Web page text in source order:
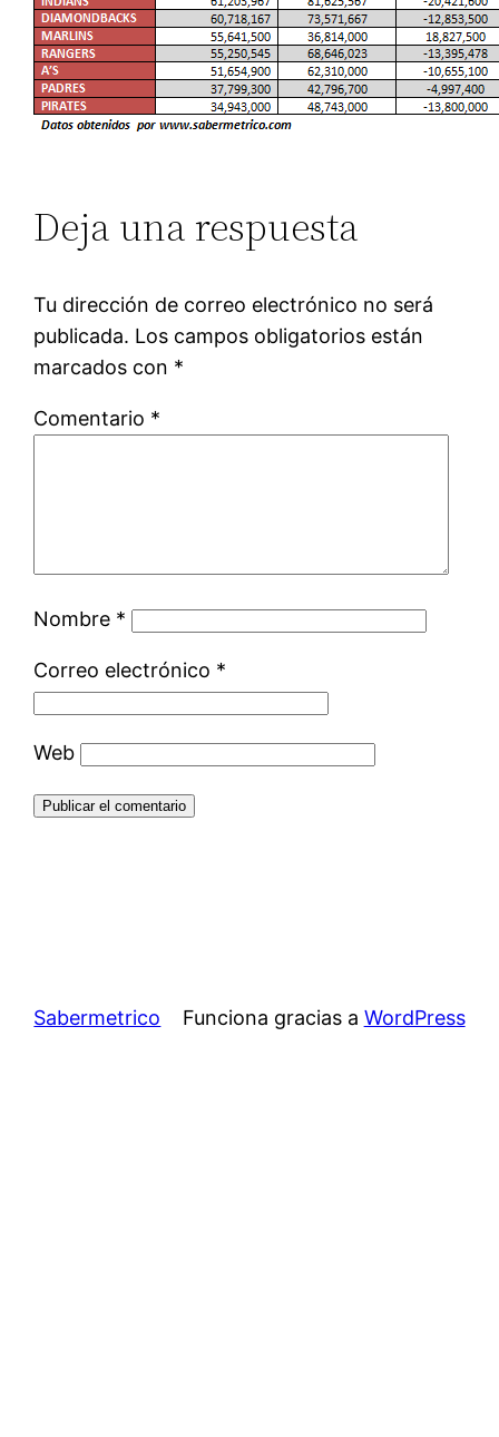
Deja una respuesta
Tu dirección de correo electrónico no será
publicada. Los campos obligatorios están
marcados con *
Comentario *
Nombre *
Correo electrónico *
Web
Sabermetrico Funciona gracias a WordPress